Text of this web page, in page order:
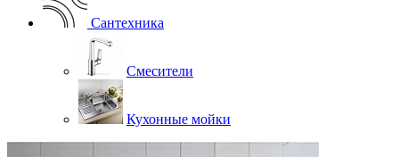
Сантехника
Смесители
Кухонные мойки